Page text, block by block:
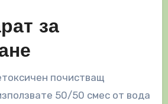
за
почистващ
50/50 смес от вода